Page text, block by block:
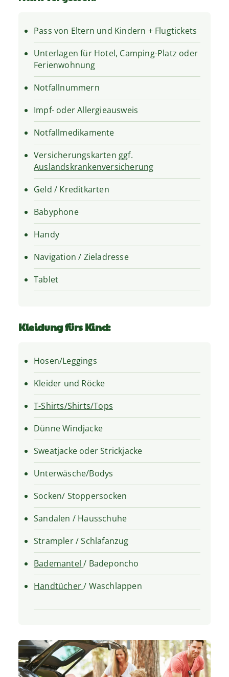
Pass von Eltern und Kindern + Flugtickets
Unterlagen für Hotel, Camping-Platz oder
Ferienwohnung
Notfallnummern
Impf- oder Allergieausweis
Notfallmedikamente
Versicherungskarten ggf.
Auslandskrankenversicherung
Geld / Kreditkarten
Babyphone
Handy
Navigation / Zieladresse
Tablet
Kleidung fürs Kind:
Hosen/Leggings
Kleider und Röcke
T-Shirts/Shirts/Tops
Dünne Windjacke
Sweatjacke oder Strickjacke
Unterwäsche/Bodys
Socken/ Stoppersocken
Sandalen / Hausschuhe
Strampler / Schlafanzug
Bademantel/ Badeponcho
Handtücher/ Waschlappen